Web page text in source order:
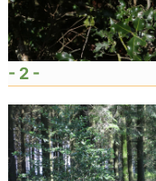
- 2 -